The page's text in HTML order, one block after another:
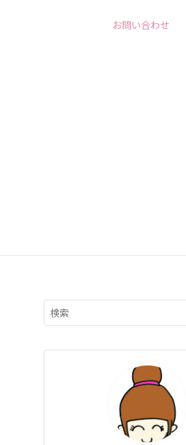
お問い合わせ